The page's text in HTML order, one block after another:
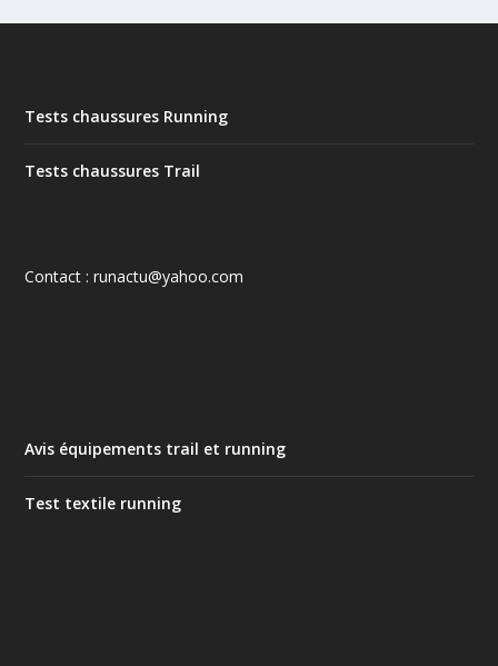
Tests chaussures Running
Tests chaussures Trail
Contact : runactu@yahoo.com
Avis équipements trail et running
Test textile running